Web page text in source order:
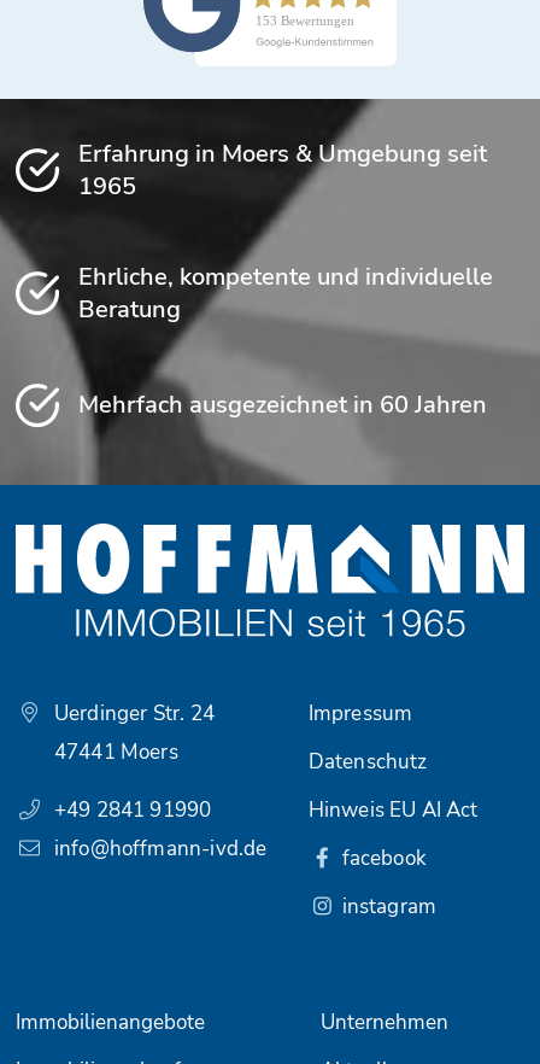
Erfahrung in Moers & Umgebung seit
1965
Ehrliche, kompetente und individuelle
Beratung
Mehrfach ausgezeichnet in 60 Jahren
Uerdinger Str. 24
47441 Moers
+49 2841 91990
info@hoffmann-ivd.de
Immobilienangebote
Unternehmen
Impressum
Datenschutz
Hinweis EU AI Act
facebook
instagram